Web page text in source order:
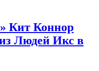
Кит Коннор
Людей Икс в